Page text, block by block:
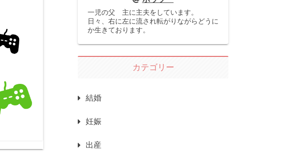
一児の父 主に主夫をしています。
日々、右に左に流され転がりながらどうに
か生きております。
カテゴリー
結婚
妊娠
出産